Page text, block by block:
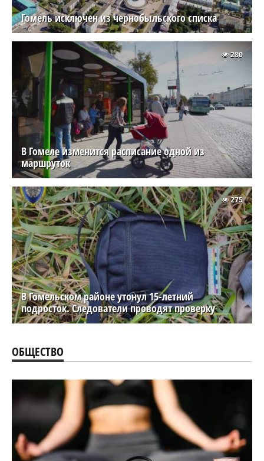
Гомель исключен из чернобыльского списка
В Гомеле изменится расписание одной из
маршруток
280
В Гомельском районе утонул 15-летний
подросток. Следователи проводят проверку
275
ОБЩЕСТВО